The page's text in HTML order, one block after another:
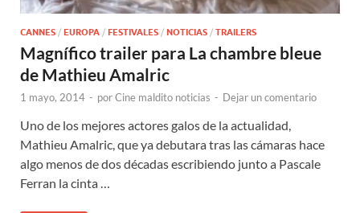
CANNES / EUROPA / FESTIVALES / NOTICIAS / TRAILERS
Magnífico trailer para La chambre bleue
de Mathieu Amalric
1 mayo, 2014 - porCine maldito noticias - Dejar un comentario
Uno de los mejores actores galos de la actualidad,
Mathieu Amalric, que ya debutara tras las cámaras hace
algo menos de dos décadas escribiendo junto a Pascale
Ferran la cinta …